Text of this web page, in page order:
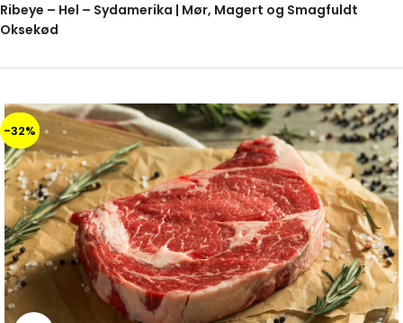
Ribeye – Hel – Sydamerika | Mør, Magert og Smagfuldt
Oksekød
-32%